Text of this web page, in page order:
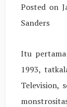
Posted on
Sanders
Itu
1993,
Television,